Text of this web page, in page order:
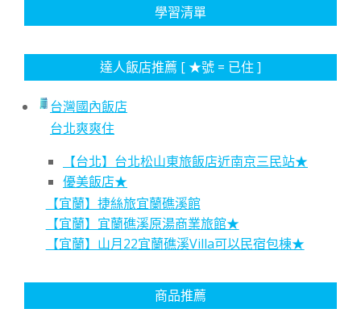
學習清單
達人飯店推薦 [ ★號 = 已住 ]
台灣國內飯店
台北爽爽住
【台北】台北松山東旅飯店近南京三民站★
優美飯店★
【宜蘭】捷絲旅宜蘭礁溪館
【宜蘭】宜蘭礁溪原湯商業旅館★
【宜蘭】山月22宜蘭礁溪Villa可以民宿包棟★
商品推薦